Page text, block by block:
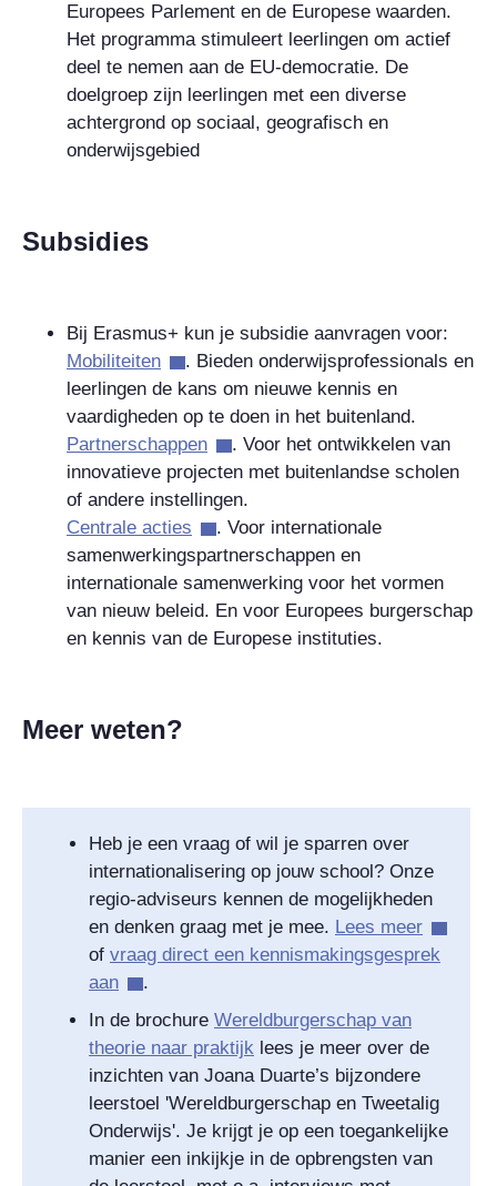
Europees Parlement en de Europese waarden.
Het programma stimuleert leerlingen om actief
deel te nemen aan de EU-democratie. De
doelgroep zijn leerlingen met een diverse
achtergrond op sociaal, geografisch en
onderwijsgebied
Subsidies
Bij Erasmus+ kun je subsidie aanvragen voor:
Mobiliteiten
. Bieden onderwijsprofessionals en
leerlingen de kans om nieuwe kennis en
vaardigheden op te doen in het buitenland.
Partnerschappen
. Voor het ontwikkelen van
innovatieve projecten met buitenlandse scholen
of andere instellingen.
Centrale acties
. Voor internationale
samenwerkingspartnerschappen en
internationale samenwerking voor het vormen
van nieuw beleid. En voor Europees burgerschap
en kennis van de Europese instituties.
Meer weten?
Heb je een vraag of wil je sparren over
internationalisering op jouw school? Onze
regio-adviseurs kennen de mogelijkheden
en denken graag met je mee. Lees meer
of vraag direct een kennismakingsgesprek
aan
.
In de brochure Wereldburgerschap van
theorie naar praktijk lees je meer over de
inzichten van Joana Duarte’s bijzondere
leerstoel 'Wereldburgerschap en Tweetalig
Onderwijs'. Je krijgt je op een toegankelijke
manier een inkijkje in de opbrengsten van